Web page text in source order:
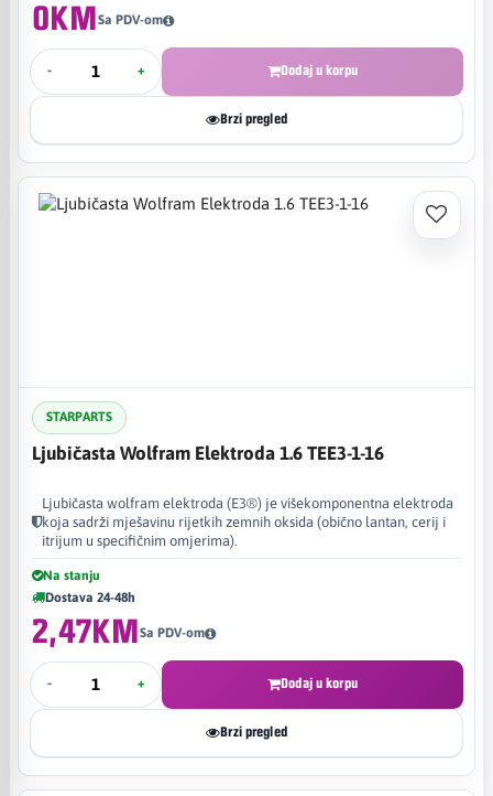
0KMSa PDV-om
- + Dodaj u korpu
Brzi pregled
STARPARTS
Ljubičasta Wolfram Elektroda 1.6 TEE3-1-16
Ljubičasta wolfram elektroda (E3®) je višekomponentna elektroda
koja sadrži mješavinu rijetkih zemnih oksida (obično lantan, cerij i
itrijum u specifičnim omjerima).
Na stanju
Dostava 24-48h
2,47KMSa PDV-om
- + Dodaj u korpu
Brzi pregled